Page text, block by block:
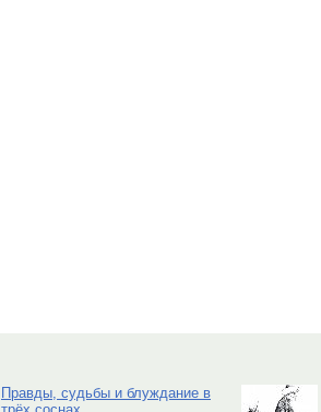
Правды, судьбы и блуждание в